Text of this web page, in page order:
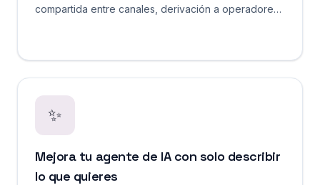
compartida entre canales, derivación a operadores
✨
Mejora tu agente de IA con solo describir
lo que quieres